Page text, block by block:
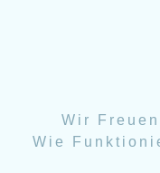
Wir
Wie